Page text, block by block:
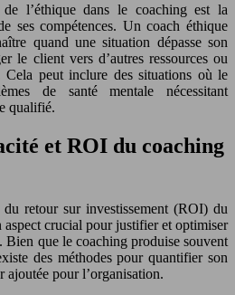
l’éthique dans le coaching est la
ses compétences. Un coach éthique
quand une situation dépasse son
le client vers d’autres ressources ou
Cela peut inclure des situations où le
de santé mentale nécessitant
qualifié.
et ROI du coaching
retour sur investissement (ROI) du
aspect crucial pour justifier et optimiser
Bien que le coaching produise souvent
des méthodes pour quantifier son
ajoutée pour l’organisation.